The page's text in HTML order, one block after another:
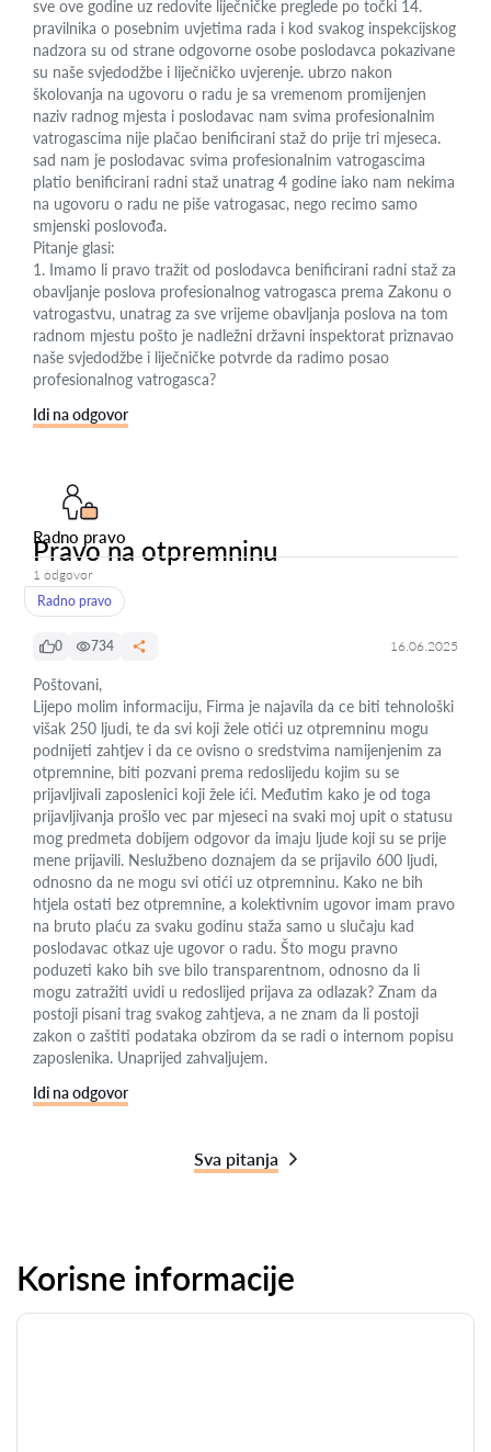
sve ove godine uz redovite liječničke preglede po točki 14.
pravilnika o posebnim uvjetima rada i kod svakog inspekcijskog
nadzora su od strane odgovorne osobe poslodavca pokazivane
su naše svjedodžbe i liječničko uvjerenje. ubrzo nakon
školovanja na ugovoru o radu je sa vremenom promijenjen
naziv radnog mjesta i poslodavac nam svima profesionalnim
vatrogascima nije plačao benificirani staž do prije tri mjeseca.
sad nam je poslodavac svima profesionalnim vatrogascima
platio benificirani radni staž unatrag 4 godine iako nam nekima
na ugovoru o radu ne piše vatrogasac, nego recimo samo
smjenski poslovođa.
Pitanje glasi:
1. Imamo li pravo tražit od poslodavca benificirani radni staž za
obavljanje poslova profesionalnog vatrogasca prema Zakonu o
vatrogastvu, unatrag za sve vrijeme obavljanja poslova na tom
radnom mjestu pošto je nadležni državni inspektorat priznavao
naše svjedodžbe i liječničke potvrde da radimo posao
profesionalnog vatrogasca?
Idi na odgovor
Radno pravo
Pravo na otpremninu
1 odgovor
Radno pravo
0 734 16.06.2025
Poštovani,
Lijepo molim informaciju, Firma je najavila da ce biti tehnološki
višak 250 ljudi, te da svi koji žele otići uz otpremninu mogu
podnijeti zahtjev i da ce ovisno o sredstvima namijenjenim za
otpremnine, biti pozvani prema redoslijedu kojim su se
prijavljivali zaposlenici koji žele ići. Međutim kako je od toga
prijavljivanja prošlo vec par mjeseci na svaki moj upit o statusu
mog predmeta dobijem odgovor da imaju ljude koji su se prije
mene prijavili. Neslužbeno doznajem da se prijavilo 600 ljudi,
odnosno da ne mogu svi otići uz otpremninu. Kako ne bih
htjela ostati bez otpremnine, a kolektivnim ugovor imam pravo
na bruto plaću za svaku godinu staža samo u slučaju kad
poslodavac otkaz uje ugovor o radu. Što mogu pravno
poduzeti kako bih sve bilo transparentnom, odnosno da li
mogu zatražiti uvidi u redoslijed prijava za odlazak? Znam da
postoji pisani trag svakog zahtjeva, a ne znam da li postoji
zakon o zaštiti podataka obzirom da se radi o internom popisu
zaposlenika. Unaprijed zahvaljujem.
Idi na odgovor
Sva pitanja
Korisne informacije